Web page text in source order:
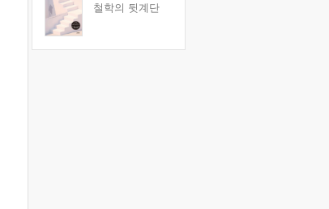
철학의 뒷계단